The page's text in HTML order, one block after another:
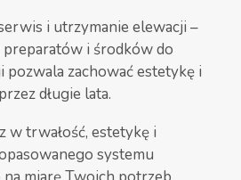
i utrzymanie elewacji –
i środków do
pozwala zachować estetykę i
długie lata.
w trwałość, estetykę i
systemu